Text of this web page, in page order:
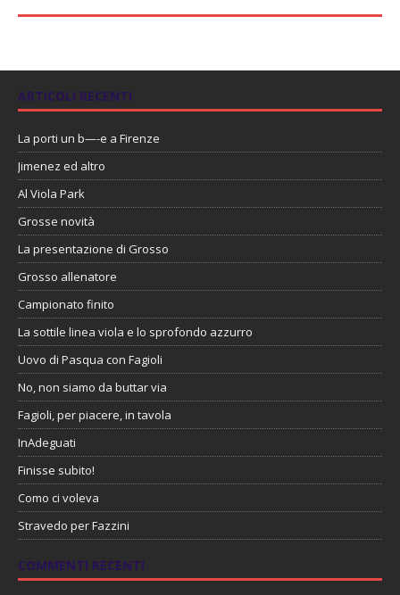
ARTICOLI RECENTI
La porti un b—-e a Firenze
Jimenez ed altro
Al Viola Park
Grosse novità
La presentazione di Grosso
Grosso allenatore
Campionato finito
La sottile linea viola e lo sprofondo azzurro
Uovo di Pasqua con Fagioli
No, non siamo da buttar via
Fagioli, per piacere, in tavola
InAdeguati
Finisse subito!
Como ci voleva
Stravedo per Fazzini
COMMENTI RECENTI